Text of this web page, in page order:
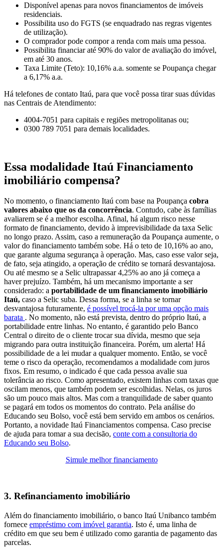
Disponível apenas para novos financiamentos de imóveis
residenciais.
Possibilita uso do FGTS (se enquadrado nas regras vigentes
de utilização).
O comprador pode compor a renda com mais uma pessoa.
Possibilita financiar até 90% do valor de avaliação do imóvel,
em até 30 anos.
Taxa Limite (Teto): 10,16% a.a. somente se Poupança chegar
a 6,17% a.a.
Há telefones de contato Itaú, para que você possa tirar suas dúvidas
nas Centrais de Atendimento:
4004-7051 para capitais e regiões metropolitanas ou;
0300 789 7051 para demais localidades.
Essa modalidade Itaú Financiamento
imobiliário compensa?
No momento, o financiamento Itaú com base na Poupança cobra
valores abaixo que os da concorrência. Contudo, cabe às famílias
avaliarem se é a melhor escolha. Afinal, há algum risco nesse
formato de financiamento, devido à imprevisibilidade da taxa Selic
no longo prazo. Assim, caso a remuneração da Poupança aumente, o
valor do financiamento também sobe. Há o teto de 10,16% ao ano,
que garante alguma segurança à operação. Mas, caso esse valor seja,
de fato, seja atingido, a operação de crédito se tornará desvantajosa.
Ou até mesmo se a Selic ultrapassar 4,25% ao ano já começa a
haver prejuízo. Também, há um mecanismo importante a ser
considerado: a portabilidade de um financiamento imobiliário
Itaú, caso a Selic suba. Dessa forma, se a linha se tornar
desvantajosa futuramente, é possível trocá-la por uma opção mais
barata . No momento, não está prevista, dentro do próprio Itaú, a
portabilidade entre linhas. No entanto, é garantido pelo Banco
Central o direito de o cliente trocar sua dívida, mesmo que seja
migrando para outra instituição financeira. Porém, um alerta! Há
possibilidade de a lei mudar a qualquer momento. Então, se você
teme o risco da operação, recomendamos a modalidade com juros
fixos. Em resumo, o indicado é que cada pessoa avalie sua
tolerância ao risco. Como apresentado, existem linhas com taxas que
oscilam menos, que também podem ser escolhidas. Nelas, os juros
são um pouco mais altos. Mas com a tranquilidade de saber quanto
se pagará em todos os momentos do contrato. Pela análise do
Educando seu Bolso, você está bem servido em ambos os cenários.
Portanto, a novidade Itaú Financiamentos compensa. Caso precise
de ajuda para tomar a sua decisão, conte com a consultoria do
Educando seu Bolso.
Simule melhor financiamento
3. Refinanciamento imobiliário
Além do financiamento imobiliário, o banco Itaú Unibanco também
fornece empréstimo com imóvel garantia. Isto é, uma linha de
crédito em que seu bem é utilizado como garantia de pagamento das
parcelas.